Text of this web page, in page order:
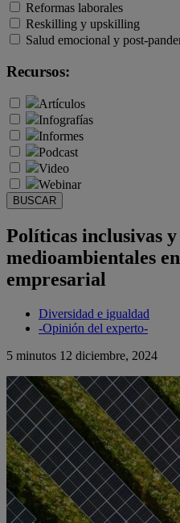
Reformas laborales
Reskilling y upskilling
Salud emocional y post-
Recursos:
Artículos
Infografías
Informes
Podcast
Video
Webinar
BUSCAR
Políticas inclusivas y
medioambientales
empresarial
Diversidad e igualdad
-Opinión del experto-
5 minutos 12 diciembre, 2024